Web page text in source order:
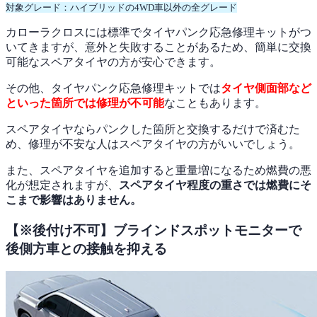
対象グレード：ハイブリッドの4WD車以外の全グレード
カローラクロスには標準でタイヤパンク応急修理キットがつ
いてきますが、意外と失敗することがあるため、簡単に交換
可能なスペアタイヤの方が安心できます。
その他、タイヤパンク応急修理キットではタイヤ側面部など
といった箇所では修理が不可能なこともあります。
スペアタイヤならパンクした箇所と交換するだけで済むた
め、修理が不安な人はスペアタイヤの方がいいでしょう。
また、スペアタイヤを追加すると重量増になるため燃費の悪
化が想定されますが、
スペアタイヤ程度の重さでは燃費にそ
こまで影響はありません。
【※後付け不可】ブラインドスポットモニターで
後側方車との接触を抑える